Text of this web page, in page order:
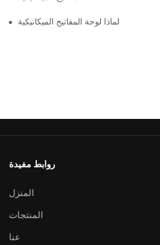
لماذا لوحة المفاتيح الميكانيكية
روابط مفيدة
المنزل
المنتجات
عنا